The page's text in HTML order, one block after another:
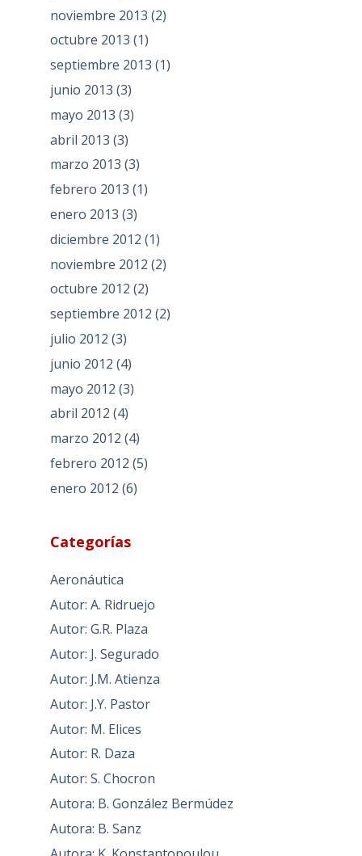
noviembre 2013 (2)
octubre 2013 (1)
septiembre 2013 (1)
junio 2013 (3)
mayo 2013 (3)
abril 2013 (3)
marzo 2013 (3)
febrero 2013 (1)
enero 2013 (3)
diciembre 2012 (1)
noviembre 2012 (2)
octubre 2012 (2)
septiembre 2012 (2)
julio 2012 (3)
junio 2012 (4)
mayo 2012 (3)
abril 2012 (4)
marzo 2012 (4)
febrero 2012 (5)
enero 2012 (6)
Categorías
Aeronáutica
Autor: A. Ridruejo
Autor: G.R. Plaza
Autor: J. Segurado
Autor: J.M. Atienza
Autor: J.Y. Pastor
Autor: M. Elices
Autor: R. Daza
Autor: S. Chocron
Autora: B. González Bermúdez
Autora: B. Sanz